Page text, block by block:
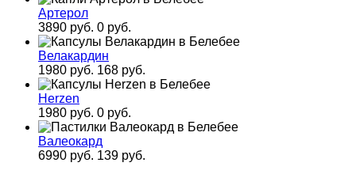
Артерол
3890 руб. 0 руб.
Велакардин
1980 руб. 168 руб.
Herzen
1980 руб. 0 руб.
Валеокард
6990 руб. 139 руб.